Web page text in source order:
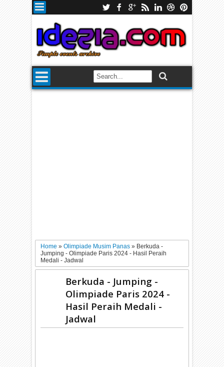
Home»Olimpiade Musim Panas» Berkuda -
Jumping - Olimpiade Paris 2024 - Hasil Peraih
Medali - Jadwal
Berkuda - Jumping -
Olimpiade Paris 2024 -
Hasil Peraih Medali -
Jadwal